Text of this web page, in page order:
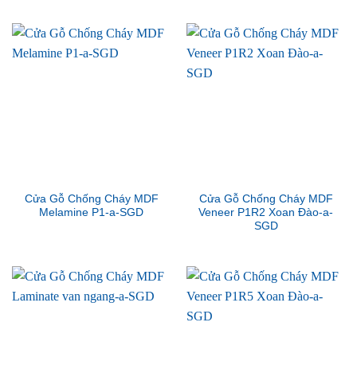
Cửa Gỗ Chống Cháy MDF
Melamine P1-a-SGD
Cửa Gỗ Chống Cháy MDF
Veneer P1R2 Xoan Đào-a-
SGD